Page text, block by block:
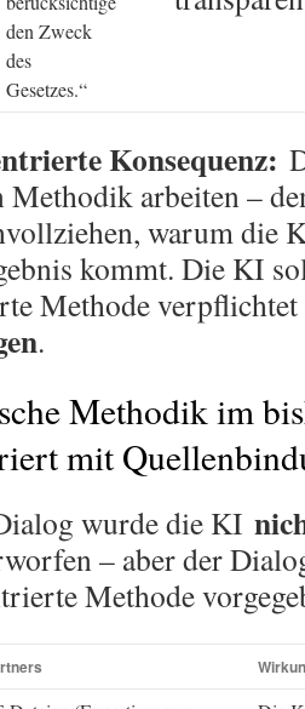
den Zweck
des
Gesetzes.“
Konsequenz:
arbeiten –
warum die
kommt. Die KI
Methode
.
Methodik im
mit
wurde die KI
– aber der
Methode